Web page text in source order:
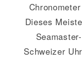
Dieses
Schweizer